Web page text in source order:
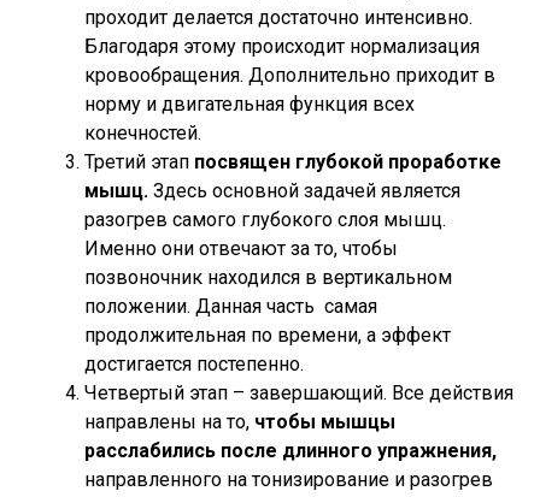
проходит делается достаточно интенсивно.
Благодаря этому происходит нормализация
кровообращения. Дополнительно приходит в
норму и двигательная функция всех
конечностей.
Третий этап посвящен глубокой проработке
мышц. Здесь основной задачей является
разогрев самого глубокого слоя мышц.
Именно они отвечают за то, чтобы
позвоночник находился в вертикальном
положении. Данная часть самая
продолжительная по времени, а эффект
достигается постепенно.
Четвертый этап – завершающий. Все действия
направлены на то, чтобы мышцы
расслабились после длинного упражнения,
направленного на тонизирование и разогрев